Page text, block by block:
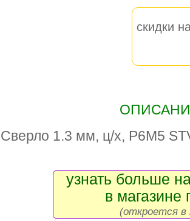
скидки
Сверло 1.3 мм, ц/х, Р6М5
узнать больше
в магазине
(откроется в